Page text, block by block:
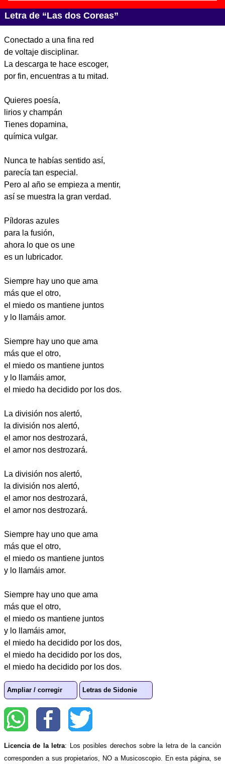
Letra de “Las dos Coreas”
Conectado a una fina red
de voltaje disciplinar.
La descarga te hace escoger,
por fin, encuentras a tu mitad.
Quieres poesía,
lirios y champán
Tienes dopamina,
química vulgar.
Nunca te habías sentido así,
parecía tan especial.
Pero al año se empieza a mentir,
así se muestra la gran verdad.
Píldoras azules
para la fusión,
ahora lo que os une
es un lubricador.
Siempre hay uno que ama
más que el otro,
el miedo os mantiene juntos
y lo llamáis amor.
Siempre hay uno que ama
más que el otro,
el miedo os mantiene juntos
y lo llamáis amor,
el miedo ha decidido por los dos.
La división nos alertó,
la división nos alertó,
el amor nos destrozará,
el amor nos destrozará.
La división nos alertó,
la división nos alertó,
el amor nos destrozará,
el amor nos destrozará.
Siempre hay uno que ama
más que el otro,
el miedo os mantiene juntos
y lo llamáis amor.
Siempre hay uno que ama
más que el otro,
el miedo os mantiene juntos
y lo llamáis amor,
el miedo ha decidido por los dos,
el miedo ha decidido por los dos,
el miedo ha decidido por los dos.
Ampliar / corregir Letras de Sidonie
Licencia de la letra: Los posibles derechos sobre la letra de la canción
corresponden a sus propietarios, NO a Musicoscopio. En esta página, se